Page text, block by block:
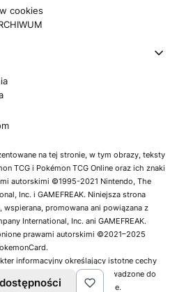
cookies
na tej stronie, w tym obrazy, teksty
TCG i Pokémon TCG Online oraz ich znaki
autorskimi ©1995-2021 Nintendo, The
Inc. i GAMEFREAK. Niniejsza strona
promowana ani powiązana z
International, Inc. ani GAMEFREAK.
prawami autorskimi ©2021–2025
informacyjny określający istotne cechy
oferujemy produkty wprowadzone do
Pokémon w Europie.